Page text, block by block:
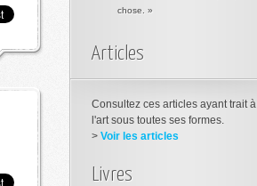
chose. »
Articles
Consultez ces articles ayant trait à
l'art sous toutes ses formes.
> Voir les articles
Livres